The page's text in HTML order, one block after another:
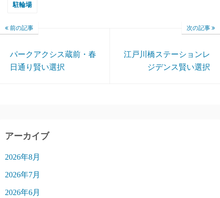
駐輪場
前の記事
パークアクシス蔵前・春
日通り賢い選択
次の記事
江戸川橋ステーションレ
ジデンス賢い選択
アーカイブ
2026年8月
2026年7月
2026年6月